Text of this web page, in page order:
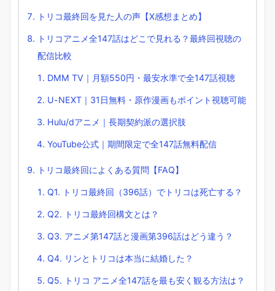
トリコ最終回を見た人の声【X感想まとめ】
トリコアニメ全147話はどこで見れる？最終回視聴の
配信比較
DMM TV｜月額550円・最安水準で全147話視聴
U-NEXT｜31日無料・原作漫画もポイント視聴可能
Hulu/dアニメ｜長期契約派の選択肢
YouTube公式｜期間限定で全147話無料配信
トリコ最終回によくある質問【FAQ】
Q1. トリコ最終回（396話）でトリコは死亡する？
Q2. トリコ最終回構文とは？
Q3. アニメ第147話と漫画第396話はどう違う？
Q4. リンとトリコは本当に結婚した？
Q5. トリコ アニメ全147話を最も安く観る方法は？